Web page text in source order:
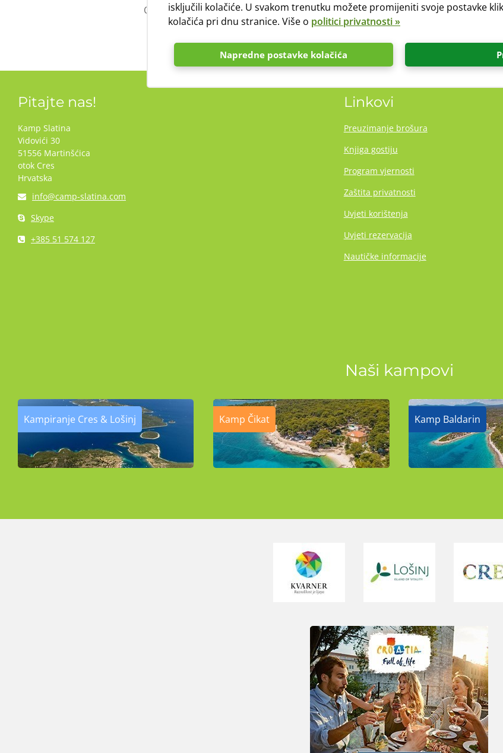
Ovdje možete pogledati raspored neparceliranih mjesta »
Pitajte nas!
Kamp Slatina
Vidovići 30
51556 Martinšćica
otok Cres
Hrvatska
info@camp-slatina.com
Skype
+385 51 574 127
Linkovi
Preuzimanje brošura
Knjiga gostiju
Program vjernosti
Zaštita privatnosti
Uvjeti korištenja
Uvjeti rezervacija
Nautičke informacije
Naši kampovi
Kampiranje Cres & Lošinj Kamp Čikat Kamp Baldarin
isključili kolačiće. U svakom trenutku možete promijeniti svoje postavke
kolačića pri dnu stranice. Više o politici privatnosti »
Napredne postavke kolačića